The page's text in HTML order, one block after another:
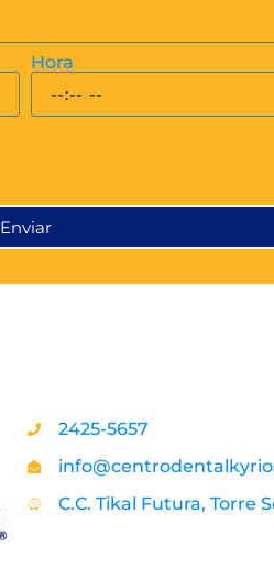
Hora
Enviar
2425-5657
C.C. Tikal Futura, Torre